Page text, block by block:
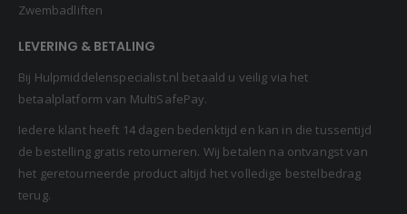
Zwembadliften
LEVERING & BETALING
Bij Hulpmiddelenspecialist.nl betaald u veilig via het
betaalplatform van MultiSafePay.
Iedere klant heeft 14 dagen bedenktijd en kan in die tussentijd
de bestelling gratis retourneren. Wij betalen na ontvangst van
het geretourneerde product altijd het volledige bestelbedrag
terug.